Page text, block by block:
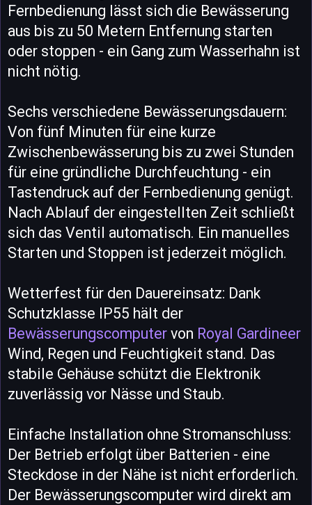
Fernbedienung lässt sich die Bewässerung
aus bis zu 50 Metern Entfernung starten
oder stoppen - ein Gang zum Wasserhahn ist
nicht nötig.
Sechs verschiedene Bewässerungsdauern:
Von fünf Minuten für eine kurze
Zwischenbewässerung bis zu zwei Stunden
für eine gründliche Durchfeuchtung - ein
Tastendruck auf der Fernbedienung genügt.
Nach Ablauf der eingestellten Zeit schließt
sich das Ventil automatisch. Ein manuelles
Starten und Stoppen ist jederzeit möglich.
Wetterfest für den Dauereinsatz: Dank
Schutzklasse IP55 hält der
Bewässerungscomputer von Royal Gardineer
Wind, Regen und Feuchtigkeit stand. Das
stabile Gehäuse schützt die Elektronik
zuverlässig vor Nässe und Staub.
Einfache Installation ohne Stromanschluss:
Der Betrieb erfolgt über Batterien - eine
Steckdose in der Nähe ist nicht erforderlich.
Der Bewässerungscomputer wird direkt am